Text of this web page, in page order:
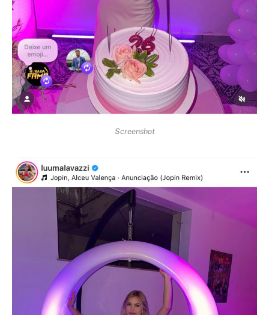
Screenshot